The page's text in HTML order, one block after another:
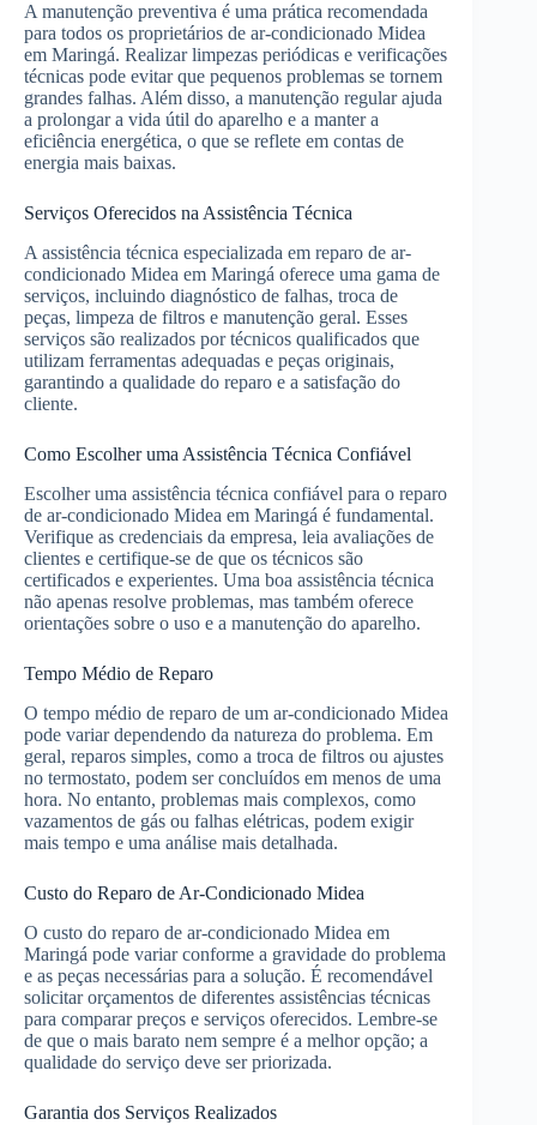
A manutenção preventiva é uma prática recomendada
para todos os proprietários de ar-condicionado Midea
em Maringá. Realizar limpezas periódicas e verificações
técnicas pode evitar que pequenos problemas se tornem
grandes falhas. Além disso, a manutenção regular ajuda
a prolongar a vida útil do aparelho e a manter a
eficiência energética, o que se reflete em contas de
energia mais baixas.
Serviços Oferecidos na Assistência Técnica
A assistência técnica especializada em reparo de ar-
condicionado Midea em Maringá oferece uma gama de
serviços, incluindo diagnóstico de falhas, troca de
peças, limpeza de filtros e manutenção geral. Esses
serviços são realizados por técnicos qualificados que
utilizam ferramentas adequadas e peças originais,
garantindo a qualidade do reparo e a satisfação do
cliente.
Como Escolher uma Assistência Técnica Confiável
Escolher uma assistência técnica confiável para o reparo
de ar-condicionado Midea em Maringá é fundamental.
Verifique as credenciais da empresa, leia avaliações de
clientes e certifique-se de que os técnicos são
certificados e experientes. Uma boa assistência técnica
não apenas resolve problemas, mas também oferece
orientações sobre o uso e a manutenção do aparelho.
Tempo Médio de Reparo
O tempo médio de reparo de um ar-condicionado Midea
pode variar dependendo da natureza do problema. Em
geral, reparos simples, como a troca de filtros ou ajustes
no termostato, podem ser concluídos em menos de uma
hora. No entanto, problemas mais complexos, como
vazamentos de gás ou falhas elétricas, podem exigir
mais tempo e uma análise mais detalhada.
Custo do Reparo de Ar-Condicionado Midea
O custo do reparo de ar-condicionado Midea em
Maringá pode variar conforme a gravidade do problema
e as peças necessárias para a solução. É recomendável
solicitar orçamentos de diferentes assistências técnicas
para comparar preços e serviços oferecidos. Lembre-se
de que o mais barato nem sempre é a melhor opção; a
qualidade do serviço deve ser priorizada.
Garantia dos Serviços Realizados